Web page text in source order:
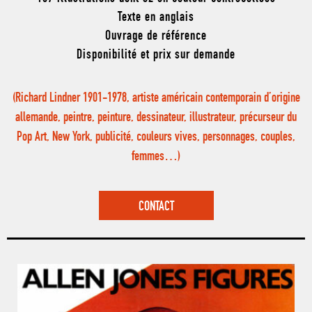
Texte en anglais
Ouvrage de référence
Disponibilité et prix sur demande
(Richard Lindner 1901-1978, artiste américain contemporain d’origine
allemande, peintre, peinture, dessinateur, illustrateur, précurseur du
Pop Art, New York, publicité, couleurs vives, personnages, couples,
femmes…)
CONTACT